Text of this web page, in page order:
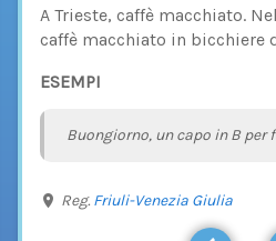
A Trieste, caffè macchiato.
caffè macchiato in bicchiere
ESEMPI
Buongiorno, un capo in B per
Reg. Friuli-Venezia Giulia